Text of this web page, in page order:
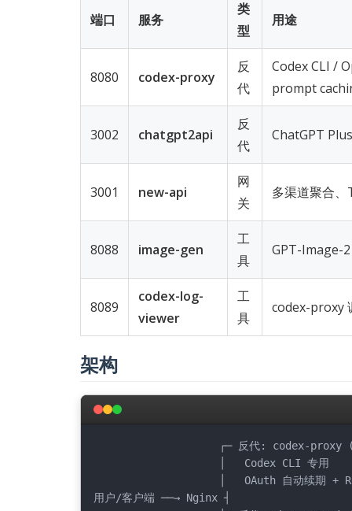
端口 服务
类
型
用途
8080 codex-proxy
反
代
Codex CLI /
prompt
3002 chatgpt2api
反
代
ChatGPT
3001 new-api
网
关
多渠道聚合
8088 image-gen
工
具
GPT-Image-
8089
codex-log-
viewer
工
具
codex-proxy
架构
用户/客户端 ──→ Nginx ┤